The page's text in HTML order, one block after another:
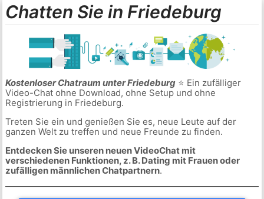
Chatten Sie in Friedeburg
Kostenloser Chatraum unter Friedeburg⭐ Ein zufälliger
Video-Chat ohne Download, ohne Setup und ohne
Registrierung in Friedeburg.
Treten Sie ein und genießen Sie es, neue Leute auf der
ganzen Welt zu treffen und neue Freunde zu finden.
Entdecken Sie unseren neuen VideoChat mit
verschiedenen Funktionen, z. B. Dating mit Frauen oder
zufälligen männlichen Chatpartnern.